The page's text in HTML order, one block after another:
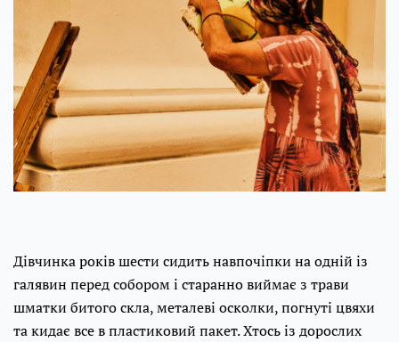
Дівчинка років шести сидить навпочіпки на одній із
галявин перед собором і старанно виймає з трави
шматки битого скла, металеві осколки, погнуті цвяхи
та кидає все в пластиковий пакет. Хтось із дорослих